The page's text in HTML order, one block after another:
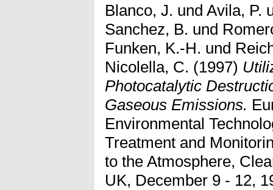
Blanco, J. und Avila, P.
Sanchez, B. und
Funken, K.-H. und
Nicolella, C. (1997)
Photocatalytic
Gaseous Emissions.
Environmental
Treatment and
to the Atmosphere,
UK, December 9 - 12,